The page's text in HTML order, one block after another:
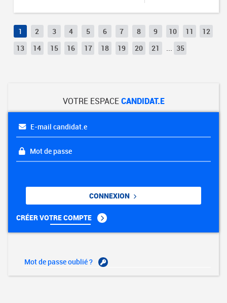
1 2 3 4 5 6 7 8 9 10 11
12
13
14 15 16 17 18 19 20 21 ... 35
VOTRE ESPACECANDIDAT.E
E-mail candidat.e
Mot de passe
CONNEXION
CRÉER VOTRE COMPTE
Mot de passe oublié ?